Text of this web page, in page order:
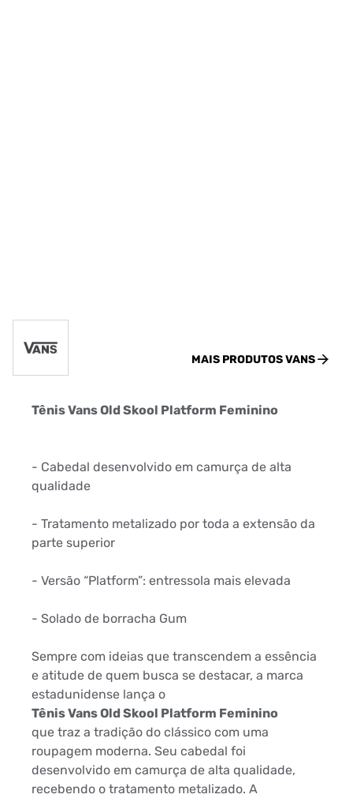
MAIS PRODUTOSVANS
Tênis Vans Old Skool Platform Feminino
- Cabedal desenvolvido em camurça de alta
qualidade
- Tratamento metalizado por toda a extensão da
parte superior
- Versão “Platform”: entressola mais elevada
- Solado de borracha Gum
Sempre com ideias que transcendem a essência
e atitude de quem busca se destacar, a marca
estadunidense lança o
Tênis Vans Old Skool Platform Feminino
que traz a tradição do clássico com uma
roupagem moderna. Seu cabedal foi
desenvolvido em camurça de alta qualidade,
recebendo o tratamento metalizado. A